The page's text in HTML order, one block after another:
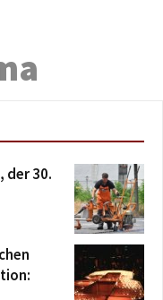
der 30.